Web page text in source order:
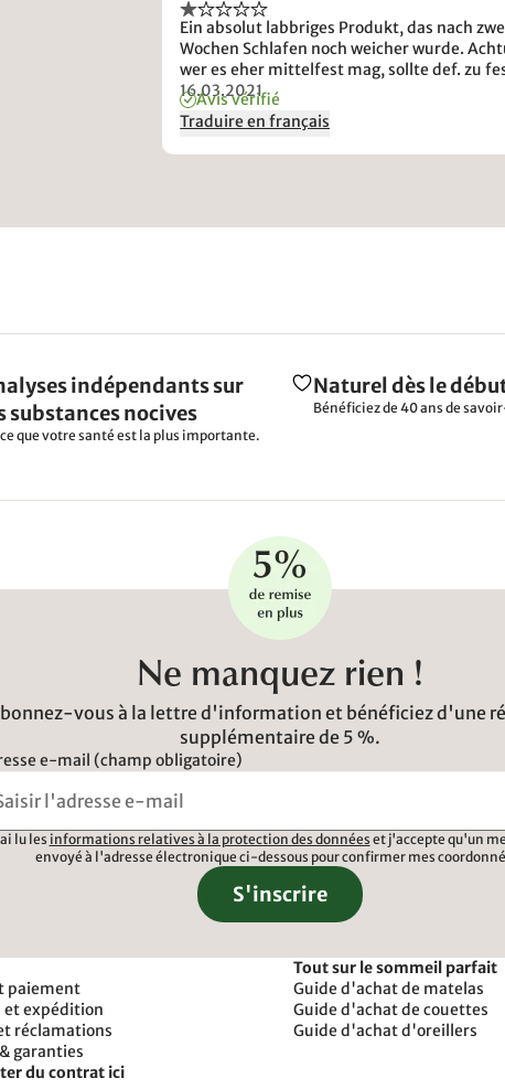
def. zu festen Variante greifen - wir
vollkommen falsch beraten und
Ein absolut labbriges Produkt, das nach
Wochen Schlafen noch weicher wurde.
wer es eher mittelfest mag, sollte def. zu
Variante greifen - wir wurden vollkommen
beraten und konnten nur von weich auf
tauschen, was aber immer noch
ich weiss gar nicht, wie man solche
16.03.2021
Avis vérifié
Traduire en français
indépendants sur
substances nocives
que votre santé est la plus importante.
Naturel dès le
Bénéficiez de 40 ans de
Ne manquez rien !
vous à la lettre d'information et bénéficiez d'une
supplémentaire de 5 %.
e-mail (champ obligatoire)
lu les informations relatives à la protection des données et j'accepte qu'un
envoyé à l'adresse électronique ci-dessous pour confirmer mes
S'inscrire
paiement
et expédition
réclamations
garanties
du contrat ici
Tout sur le sommeil parfait
Guide d'achat de matelas
Guide d'achat de couettes
Guide d'achat d'oreillers